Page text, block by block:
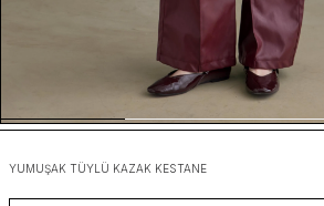
YUMUŞAK TÜYLÜ KAZAK KESTANE